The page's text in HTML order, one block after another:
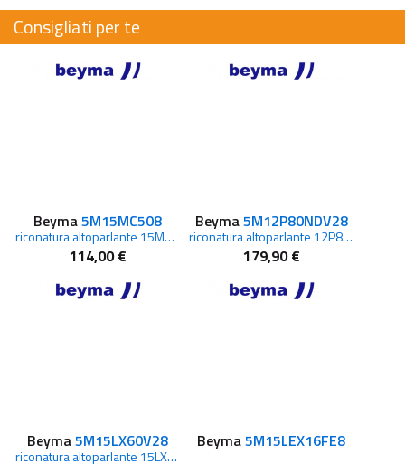
Consigliati per te
Beyma5M15MC508
riconatura altoparlante 15MC500
114,00 €
Beyma5M12P80NDV28
riconatura altoparlante 12P80Nd/V2
179,90 €
Beyma5M15LX60V28
riconatura altoparlante 15LX60V2
Beyma5M15LEX16FE8